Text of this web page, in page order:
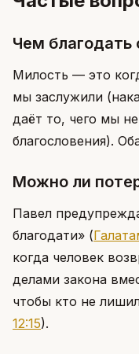
Чем благодать
Милость — это
мы заслужили
даёт то, чего мы
благословения).
Можно ли
Павел
благодати» (
когда человек
делами закона
чтобы кто не
12:15).